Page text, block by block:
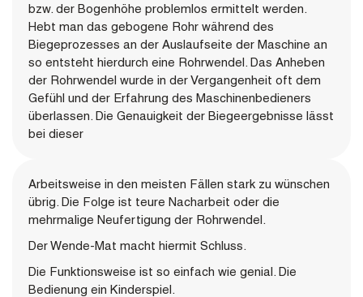
bzw. der Bogenhöhe problemlos ermittelt werden.
Hebt man das gebogene Rohr während des
Biegeprozesses an der Auslaufseite der Maschine an
so entsteht hierdurch eine Rohrwendel. Das Anheben
der Rohrwendel wurde in der Vergangenheit oft dem
Gefühl und der Erfahrung des Maschinenbedieners
überlassen. Die Genauigkeit der Biegeergebnisse lässt
bei dieser
Arbeitsweise in den meisten Fällen stark zu wünschen
übrig. Die Folge ist teure Nacharbeit oder die
mehrmalige Neufertigung der Rohrwendel.
Der Wende-Mat macht hiermit Schluss.
Die Funktionsweise ist so einfach wie genial. Die
Bedienung ein Kinderspiel.